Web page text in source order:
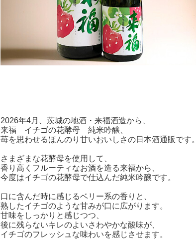
2026年4月、茨城の地酒・来福酒造から、
来福 イチゴの花酵母 純米吟醸、
苺を思わせるほんのり甘いおいしさの日本酒通販です。
さまざまな花酵母を使用して、
香り高くフルーティなお酒を造る来福から、
今度はイチゴの花酵母で仕込んだ純米吟醸です。
口に含んだ時に感じるベリー系の香りと、
熟したイチゴのような甘みが口に広がります。
甘味をしっかりと感じつつ、
後に残らないキレのよいさわやかな酸味が、
イチゴのフレッシュな味わいを感じさせます。